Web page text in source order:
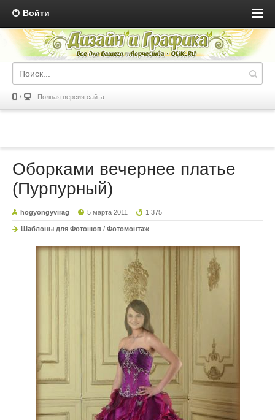
Войти
Полная версия сайта
Оборками вечернее платье
(Пурпурный)
hogyongyvirag 5 марта 2011 1 375
Шаблоны для Фотошоп / Фотомонтаж